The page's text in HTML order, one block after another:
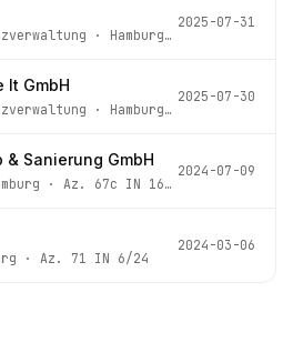
· Hamburg· Az.
2025-07-31
It GmbH
· Hamburg· Az.
2025-07-30
Sanierung GmbH
· Az. 67c IN 169/24
2024-07-09
· Az. 71 IN 6/24
2024-03-06